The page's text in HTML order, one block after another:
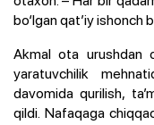
bo‘lgan qat’iy ishonch
Akmal ota urushdan
yaratuvchilik
davomida qurilish,
qildi. Nafaqaga